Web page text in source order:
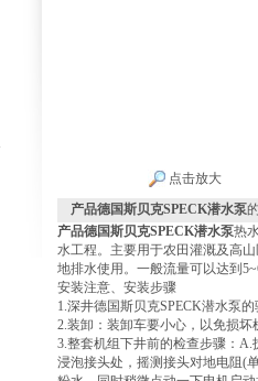
点击放大
产品德国斯贝克SPECK潜水泵
产品德国斯贝克SPECK潜水泵热
水工程。主要用于农田灌溉及高
地排水使用。一般流量可以达到
安装注意、安装步骤
1.深井德国斯贝克SPECK潜水泵
2.装卸：装卸车要小心，以免损
3.整套机组下井前的检查步骤：
浸泡接头处，摇测接头对地电阻(